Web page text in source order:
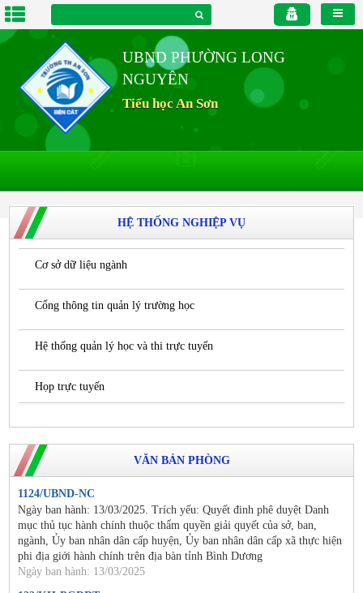
UBND PHƯỜNG LONG
NGUYÊN
Tiểu học An Sơn
HỆ THỐNG NGHIỆP VỤ
Cơ sở dữ liệu ngành
Cổng thông tin quản lý trường học
Hệ thống quản lý học và thi trực tuyến
Họp trực tuyến
VĂN BẢN PHÒNG
1124/UBND-NC
Ngày ban hành: 13/03/2025. Trích yếu: Quyết đinh phê duyệt Danh
mục thủ tục hành chính thuộc thẩm quyền giải quyết của sở, ban,
ngành, Ủy ban nhân dân cấp huyện, Ủy ban nhân dân cấp xã thực hiện
phi địa giới hành chính trên địa bàn tỉnh Bình Dương
Ngày ban hành: 13/03/2025